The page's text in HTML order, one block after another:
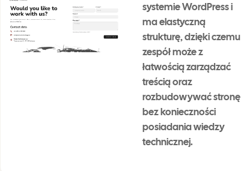
systemie WordPress i
ma elastyczną
strukturę, dzięki czemu
zespół może z
łatwością zarządzać
treścią oraz
rozbudowywać stronę
bez konieczności
posiadania wiedzy
technicznej.